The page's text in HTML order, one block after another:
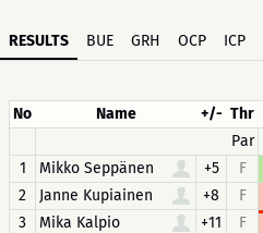
RESULTS BUE GRH OCP ICP
No Name +/- Thr
Par
1
Mikko Seppänen +5 F
2
Janne Kupiainen +8 F
3
Mika Kalpio +11 F